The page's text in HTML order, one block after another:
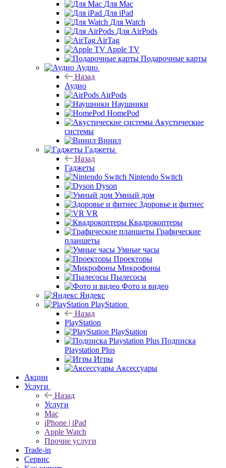
Для Mac
Для iPad
Для Watch
Для AirPods
AirTag
Apple TV
Подарочные карты
Аудио
Назад
Аудио
AirPods
Наушники
HomePod
Акустические
системы
Винил
Гаджеты
Назад
Гаджеты
Nintendo Switch
Dyson
Умный дом
Здоровье и фитнес
VR
Квадрокоптеры
Графические
планшеты
Умные часы
Проекторы
Микрофоны
Пылесосы
Фото и видео
Яндекс
PlayStation
Назад
PlayStation
PlayStation
Подписка
Playstation Plus
Игры
Аксессуары
Акции
Услуги
Назад
Услуги
Mac
iPhone | iPad
Apple Watch
Прочие услуги
Trade-in
Сервис